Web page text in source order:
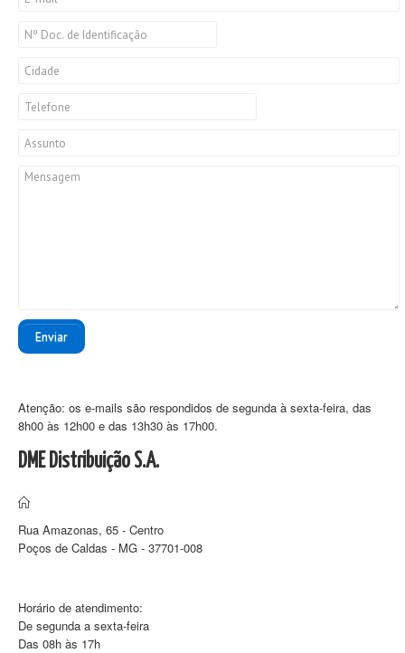
Enviar
Atenção: os e-mails são respondidos de segunda à sexta-feira, das
8h00 às 12h00 e das 13h30 às 17h00.
DME Distribuição S.A.
Rua Amazonas, 65 - Centro
Poços de Caldas - MG - 37701-008
Horário de atendimento:
De segunda a sexta-feira
Das 08h às 17h